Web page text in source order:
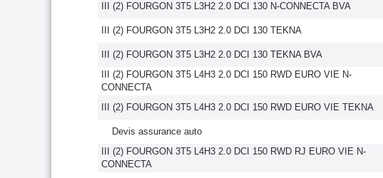
III (2) FOURGON 3T5 L3H2 2.0 DCI 130 N-CONNECTA BVA
III (2) FOURGON 3T5 L3H2 2.0 DCI 130 TEKNA
III (2) FOURGON 3T5 L3H2 2.0 DCI 130 TEKNA BVA
III (2) FOURGON 3T5 L4H3 2.0 DCI 150 RWD EURO VIE N-
CONNECTA
III (2) FOURGON 3T5 L4H3 2.0 DCI 150 RWD EURO VIE TEKNA
Devis assurance auto
III (2) FOURGON 3T5 L4H3 2.0 DCI 150 RWD RJ EURO VIE N-
CONNECTA